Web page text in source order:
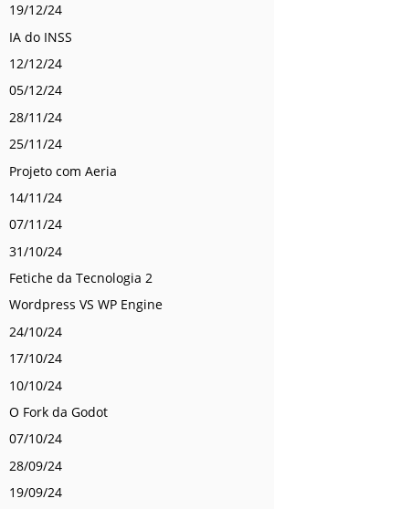
19/12/24
IA do INSS
12/12/24
05/12/24
28/11/24
25/11/24
Projeto com Aeria
14/11/24
07/11/24
31/10/24
Fetiche da Tecnologia 2
Wordpress VS WP Engine
24/10/24
17/10/24
10/10/24
O Fork da Godot
07/10/24
28/09/24
19/09/24